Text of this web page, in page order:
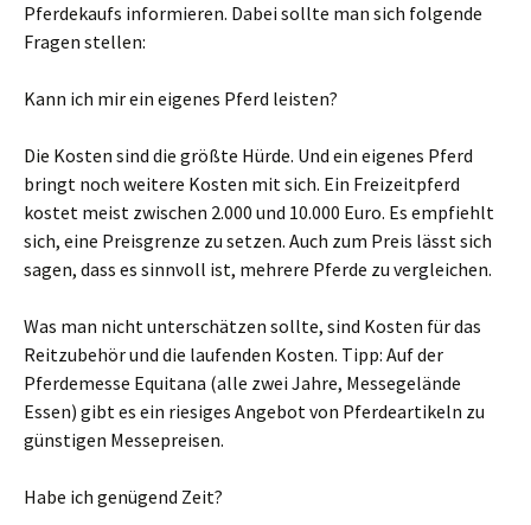
Pferdekaufs informieren. Dabei sollte man sich folgende
Fragen stellen:
Kann ich mir ein eigenes Pferd leisten?
Die Kosten sind die größte Hürde. Und ein eigenes Pferd
bringt noch weitere Kosten mit sich. Ein Freizeitpferd
kostet meist zwischen 2.000 und 10.000 Euro. Es empfiehlt
sich, eine Preisgrenze zu setzen. Auch zum Preis lässt sich
sagen, dass es sinnvoll ist, mehrere Pferde zu vergleichen.
Was man nicht unterschätzen sollte, sind Kosten für das
Reitzubehör und die laufenden Kosten. Tipp: Auf der
Pferdemesse Equitana (alle zwei Jahre, Messegelände
Essen) gibt es ein riesiges Angebot von Pferdeartikeln zu
günstigen Messepreisen.
Habe ich genügend Zeit?